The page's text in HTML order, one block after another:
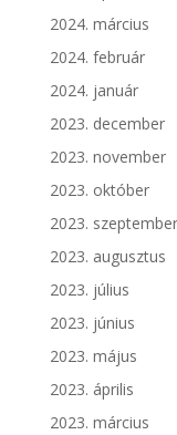
2024. március
2024. február
2024. január
2023. december
2023. november
2023. október
2023. szeptember
2023. augusztus
2023. július
2023. június
2023. május
2023. április
2023. március